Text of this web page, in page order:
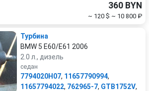
360 BYN
~ 120 $ ~ 10 800 ₽
Турбина
BMW 5 E60/E61 2006
2.0 л., дизель
седан
7794020H07, 11657790994,
11657794022, 762965-7, GTB1752V,